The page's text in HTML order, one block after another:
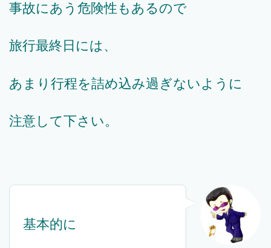
事故にあう危険性もあるので
旅行最終日には、
あまり行程を詰め込み過ぎないように
注意して下さい。
基本的に